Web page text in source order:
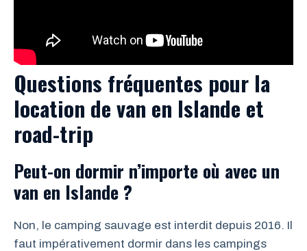
Questions fréquentes pour la
location de van en Islande et
road-trip
Peut-on dormir n’importe où avec un
van en Islande ?
Non, le camping sauvage est interdit depuis 2016. Il
faut impérativement dormir dans les campings